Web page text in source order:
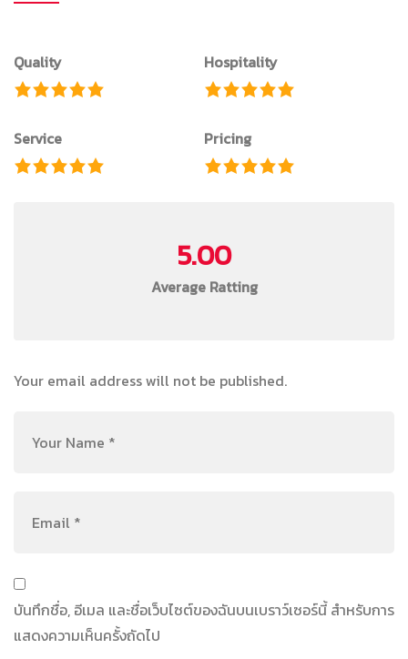
Quality Hospitality
Service Pricing
5.00
Average Ratting
Your email address will not be published.
บันทึกชื่อ, อีเมล และชื่อเว็บไซต์ของฉันบนเบราว์เซอร์นี้ สำหรับการ
แสดงความเห็นครั้งถัดไป